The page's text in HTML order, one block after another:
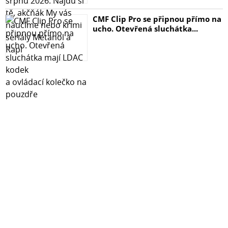
CMF Clip Pro se připnou přímo na
ucho. Otevřená sluchátka...